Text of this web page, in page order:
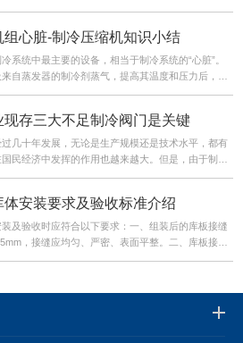
组心脏-制冷压缩机知识小结
系统中最主要的设备，相当于制冷系统的“心脏”。
自蒸发器的制冷剂蒸气，提高其温度和压力后，将
现存三大不足制冷阀门是关键
几十年发展，无论是生产规模还是技术水平，都有
民经济中发挥的作用也越来越大。但是，由于制冷
足。
体安装要求及验收标准介绍
及验收时应符合以下要求：一、组装后的库板接缝
，接缝应均匀、严密、表面平整。二、库板接缝